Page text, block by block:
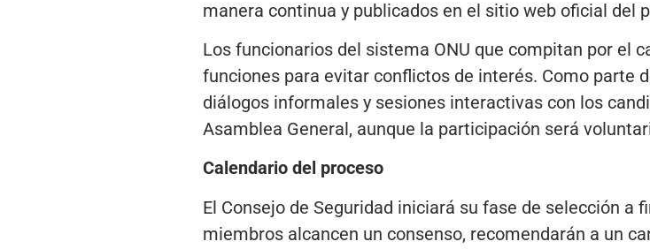
manera continua y publicados en el sitio web oficial del
Los funcionarios del sistema ONU que compitan por el
funciones para evitar conflictos de interés. Como parte
diálogos informales y sesiones interactivas con los
Asamblea General, aunque la participación será
Calendario del proceso
El Consejo de Seguridad iniciará su fase de selección a
miembros alcancen un consenso, recomendarán a un